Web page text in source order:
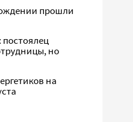
прошли
но
на